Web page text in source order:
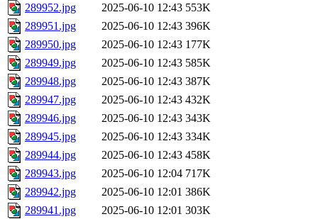
289952.jpg
2025-06-10 12:43 553K
289951.jpg
2025-06-10 12:43 396K
289950.jpg
2025-06-10 12:43 177K
289949.jpg
2025-06-10 12:43 585K
289948.jpg
2025-06-10 12:43 387K
289947.jpg
2025-06-10 12:43 432K
289946.jpg
2025-06-10 12:43 343K
289945.jpg
2025-06-10 12:43 334K
289944.jpg
2025-06-10 12:43 458K
289943.jpg
2025-06-10 12:04 717K
289942.jpg
2025-06-10 12:01 386K
289941.jpg
2025-06-10 12:01 303K